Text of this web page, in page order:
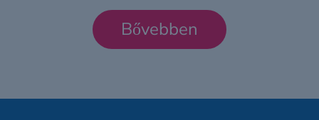
Bővebben